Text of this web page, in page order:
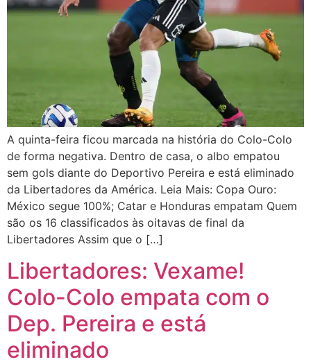
A quinta-feira ficou marcada na história do Colo-Colo
de forma negativa. Dentro de casa, o albo empatou
sem gols diante do Deportivo Pereira e está eliminado
da Libertadores da América. Leia Mais: Copa Ouro:
México segue 100%; Catar e Honduras empatam Quem
são os 16 classificados às oitavas de final da
Libertadores Assim que o […]
Libertadores: Vexame!
Colo-Colo empata com o
Dep. Pereira e está
eliminado